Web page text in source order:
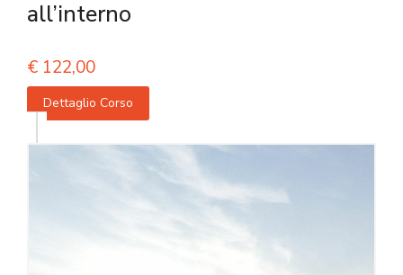
all’interno
€ 122,00
Dettaglio Corso